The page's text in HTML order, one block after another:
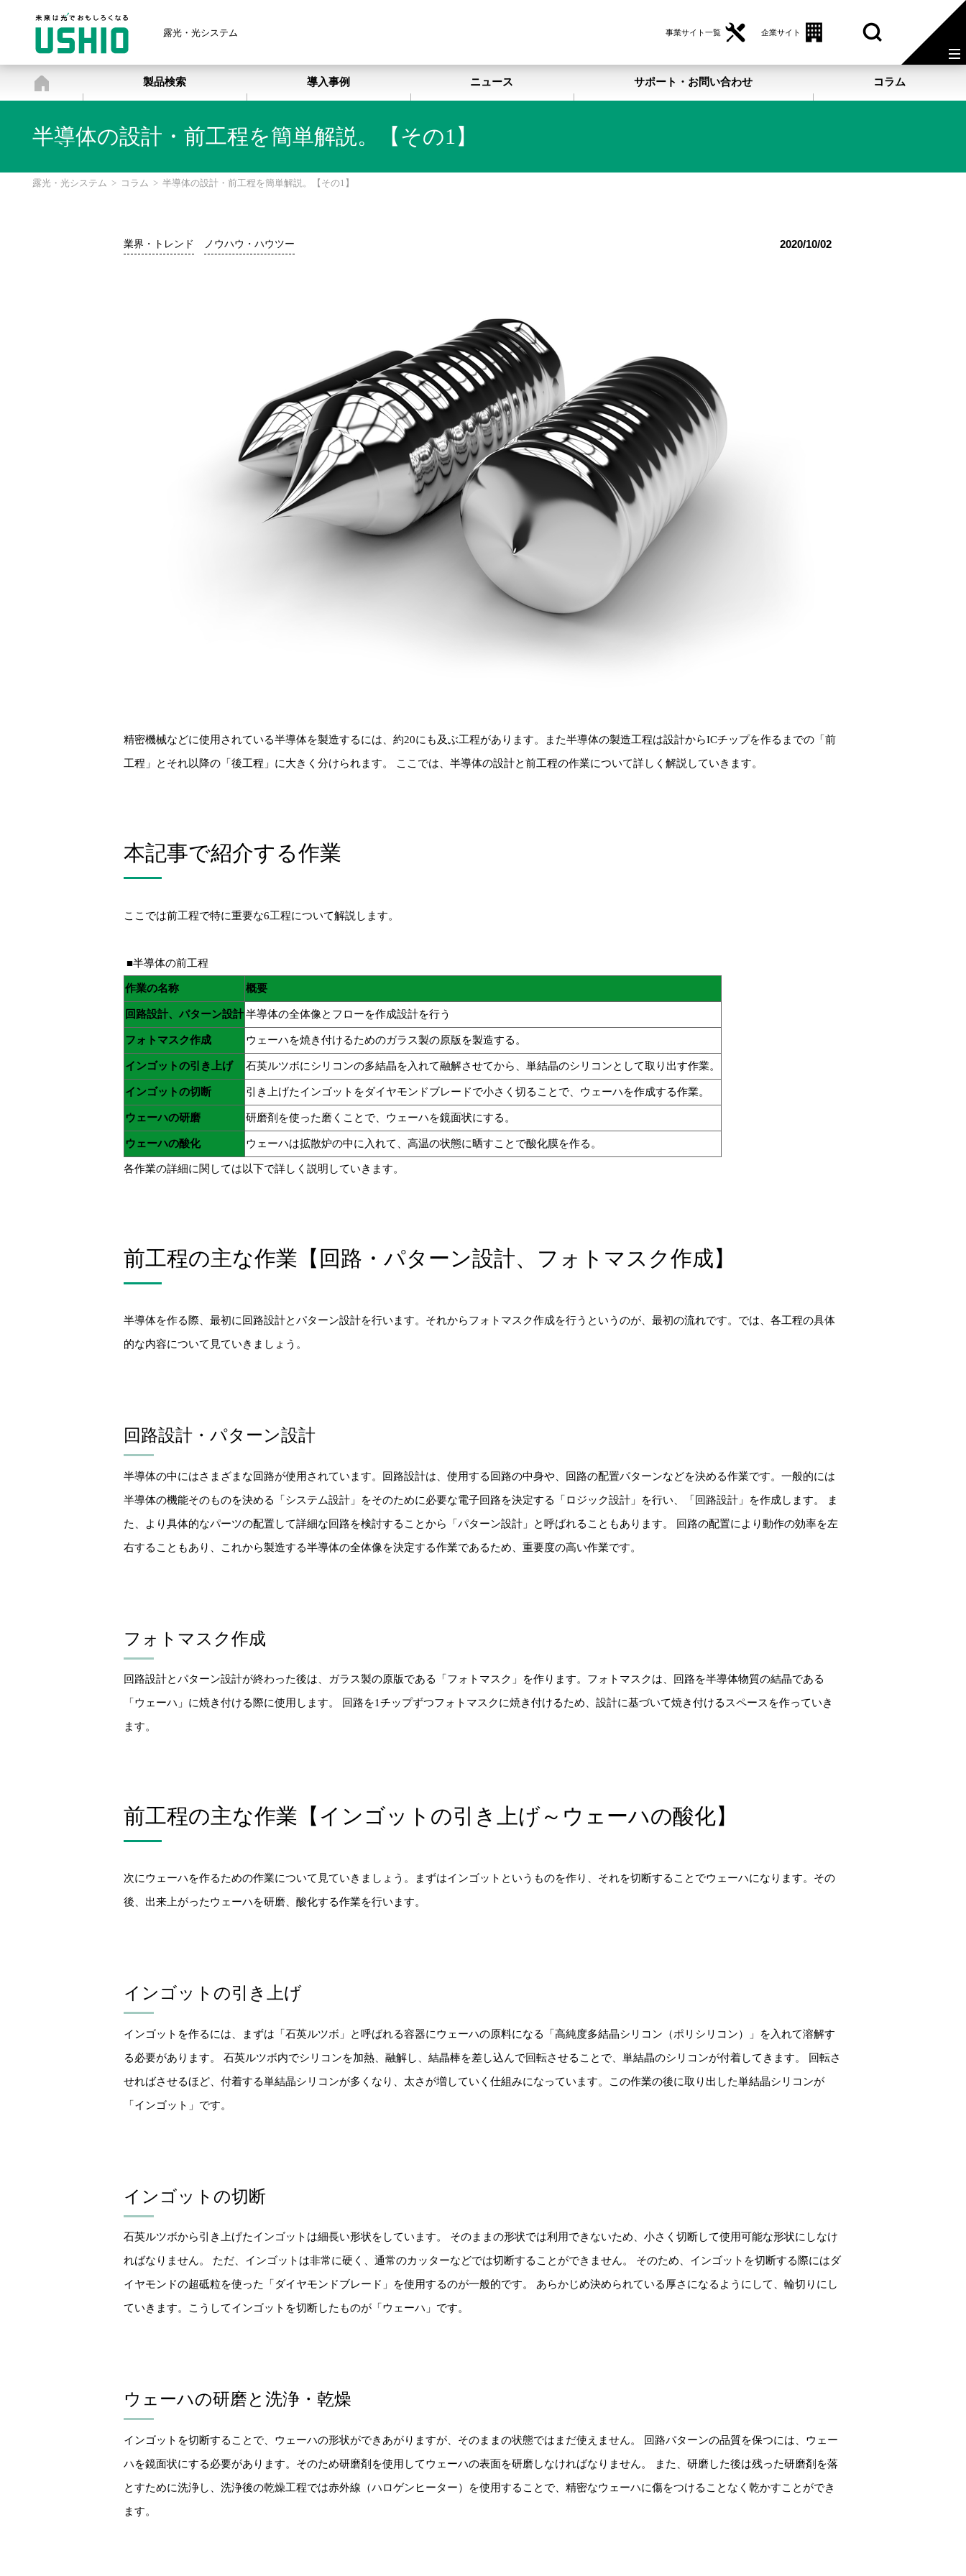
露光・光システム 事業サイト一覧 企業サイト
露光・光システム
製品検索 導入事例 ニュース サポート・お問い合わせ コラム
半導体の設計・前工程を簡単解説。【その1】
露光・光システム > コラム > 半導体の設計・前工程を簡単解説。【その1】
業界・トレンド ノウハウ・ハウツー 2020/10/02
精密機械などに使用されている半導体を製造するには、約20にも及ぶ工程があります。また半導体の製造工程は設計からICチップを作るまでの「前
工程」とそれ以降の「後工程」に大きく分けられます。 ここでは、半導体の設計と前工程の作業について詳しく解説していきます。
本記事で紹介する作業
ここでは前工程で特に重要な6工程について解説します。
■半導体の前工程
作業の名称 概要
回路設計、パターン設計半導体の全体像とフローを作成設計を行う
フォトマスク作成 ウェーハを焼き付けるためのガラス製の原版を製造する。
インゴットの引き上げ 石英ルツボにシリコンの多結晶を入れて融解させてから、単結晶のシリコンとして取り出す作業。
インゴットの切断 引き上げたインゴットをダイヤモンドブレードで小さく切ることで、ウェーハを作成する作業。
ウェーハの研磨 研磨剤を使った磨くことで、ウェーハを鏡面状にする。
ウェーハの酸化 ウェーハは拡散炉の中に入れて、高温の状態に晒すことで酸化膜を作る。
各作業の詳細に関しては以下で詳しく説明していきます。
前工程の主な作業【回路・パターン設計、フォトマスク作成】
半導体を作る際、最初に回路設計とパターン設計を行います。それからフォトマスク作成を行うというのが、最初の流れです。では、各工程の具体
的な内容について見ていきましょう。
回路設計・パターン設計
半導体の中にはさまざまな回路が使用されています。回路設計は、使用する回路の中身や、回路の配置パターンなどを決める作業です。一般的には
半導体の機能そのものを決める「システム設計」をそのために必要な電子回路を決定する「ロジック設計」を行い、「回路設計」を作成します。 ま
た、より具体的なパーツの配置して詳細な回路を検討することから「パターン設計」と呼ばれることもあります。 回路の配置により動作の効率を左
右することもあり、これから製造する半導体の全体像を決定する作業であるため、重要度の高い作業です。
フォトマスク作成
回路設計とパターン設計が終わった後は、ガラス製の原版である「フォトマスク」を作ります。フォトマスクは、回路を半導体物質の結晶である
「ウェーハ」に焼き付ける際に使用します。 回路を1チップずつフォトマスクに焼き付けるため、設計に基づいて焼き付けるスペースを作っていき
ます。
前工程の主な作業【インゴットの引き上げ～ウェーハの酸化】
次にウェーハを作るための作業について見ていきましょう。まずはインゴットというものを作り、それを切断することでウェーハになります。その
後、出来上がったウェーハを研磨、酸化する作業を行います。
インゴットの引き上げ
インゴットを作るには、まずは「石英ルツボ」と呼ばれる容器にウェーハの原料になる「高純度多結晶シリコン（ポリシリコン）」を入れて溶解す
る必要があります。 石英ルツボ内でシリコンを加熱、融解し、結晶棒を差し込んで回転させることで、単結晶のシリコンが付着してきます。 回転さ
せればさせるほど、付着する単結晶シリコンが多くなり、太さが増していく仕組みになっています。この作業の後に取り出した単結晶シリコンが
「インゴット」です。
インゴットの切断
石英ルツボから引き上げたインゴットは細長い形状をしています。 そのままの形状では利用できないため、小さく切断して使用可能な形状にしなけ
ればなりません。 ただ、インゴットは非常に硬く、通常のカッターなどでは切断することができません。 そのため、インゴットを切断する際にはダ
イヤモンドの超砥粒を使った「ダイヤモンドブレード」を使用するのが一般的です。 あらかじめ決められている厚さになるようにして、輪切りにし
ていきます。こうしてインゴットを切断したものが「ウェーハ」です。
ウェーハの研磨と洗浄・乾燥
インゴットを切断することで、ウェーハの形状ができあがりますが、そのままの状態ではまだ使えません。 回路パターンの品質を保つには、ウェー
ハを鏡面状にする必要があります。そのため研磨剤を使用してウェーハの表面を研磨しなければなりません。 また、研磨した後は残った研磨剤を落
とすために洗浄し、洗浄後の乾燥工程では赤外線（ハロゲンヒーター）を使用することで、精密なウェーハに傷をつけることなく乾かすことができ
ます。